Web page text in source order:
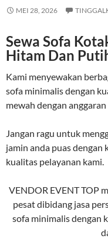
MEI 28, 2026
Sewa Sofa
Hitam Dan
Kami menyewakan
sofa minimalis dengan
mewah dengan
Jangan ragu untuk
jamin anda puas
kualitas pelayanan kami.
VENDOR EVENT TOP
pesat dibidang jasa
sofa minimalis dengan